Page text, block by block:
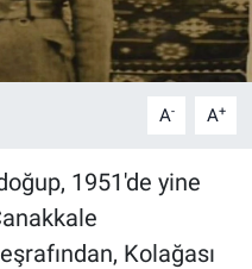
A- A+
1951'de yine
Kolağası